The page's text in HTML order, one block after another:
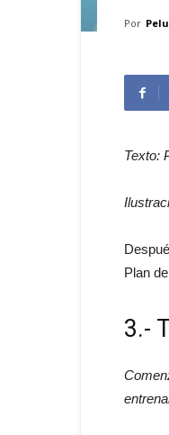
Por
Texto:
Plan
3.-